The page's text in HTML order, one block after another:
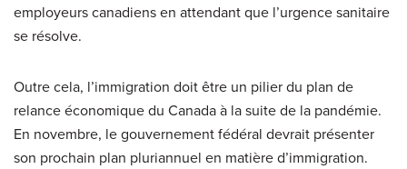
employeurs canadiens en attendant que l’urgence sanitaire
se résolve.
Outre cela, l’immigration doit être un pilier du plan de
relance économique du Canada à la suite de la pandémie.
En novembre, le gouvernement fédéral devrait présenter
son prochain plan pluriannuel en matière d’immigration.